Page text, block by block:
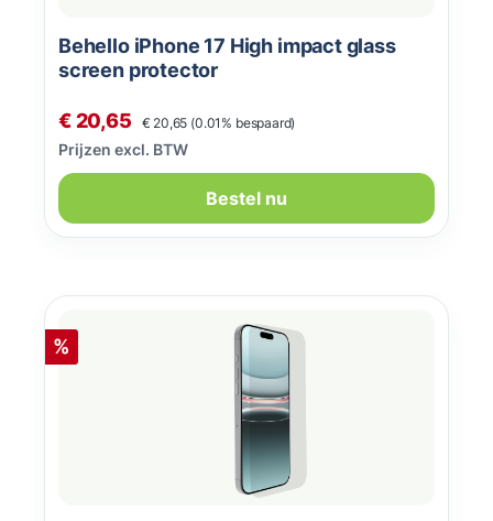
Behello iPhone 17 High impact glass
screen protector
Verkoopprijs:
€ 20,65 Normale prijs:
€ 20,65 (0.01% bespaard)
Prijzen excl. BTW
Bestel nu
Korting
%